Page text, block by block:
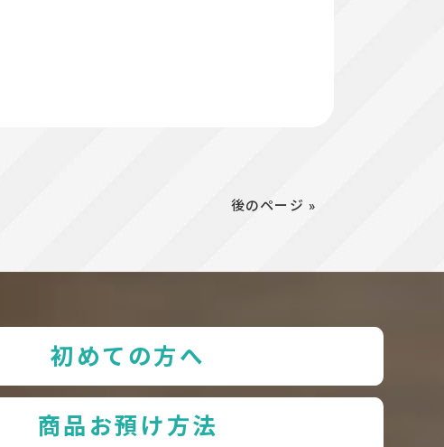
後のページ »
初めての方へ
商品お預け方法